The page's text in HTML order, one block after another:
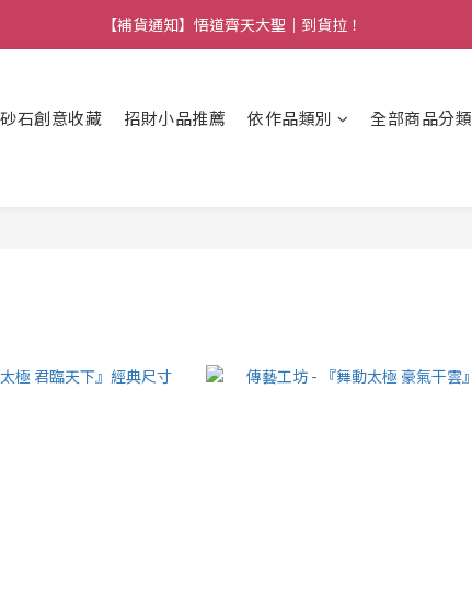
【熱門】馬上有系列！四種寶物幫你財運「轉」進來
【補貨通知】悟道齊天大聖｜到貨拉！
石創意收藏 招財小品推薦 依作品類別
全部商品分類